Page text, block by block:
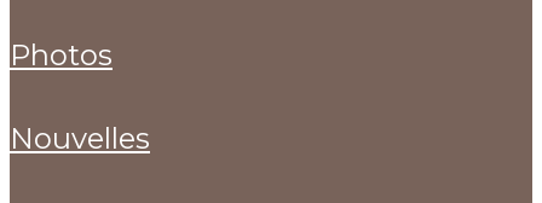
photos
nouvelles